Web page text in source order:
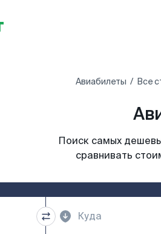
Авиабилеты Все
Поиск самых
сравнивать